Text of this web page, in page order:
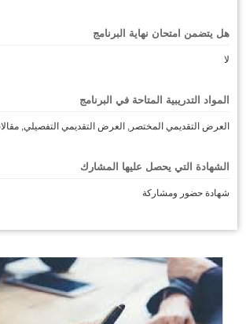
هل يتضمن امتحان نهاية البرنامج
لا
المواد التدريبية المتاحة في البرنامج
العرض التقديمي المختصر, العرض التقديمي التفصيلي,
الشهادة التي يحصل عليها المشارك
شهادة حضور ومشاركة